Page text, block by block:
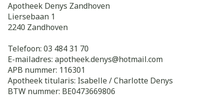
Apotheek Denys Zandhoven
Liersebaan 1
2240 Zandhoven
Telefoon: 03 484 31 70
E-mailadres: apotheek.denys@hotmail.com
APB nummer: 116301
Apotheek titularis: Isabelle / Charlotte Denys
BTW nummer: BE0473669806